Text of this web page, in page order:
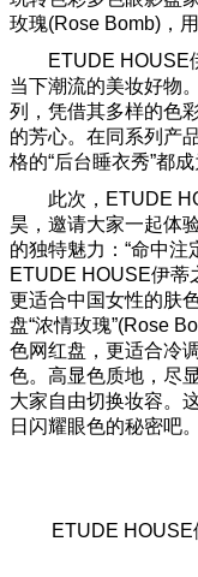
玫瑰(Rose Bomb)，用
ETUDE HOUSE伊
当下潮流的美妆好物
列，凭借其多样的色
的芳心。在同系列产
格的“后台睡衣秀”都
此次，ETUDE
昊，邀请大家一起体
的独特魅力：“命中注
ETUDE HOUSE伊蒂
更适合中国女性的肤
盘“浓情玫瑰”(Rose
色网红盘，更适合冷
色。高显色质地，尽
大家自由切换妆容。
日闪耀眼色的秘密吧。
ETUDE HOUSE